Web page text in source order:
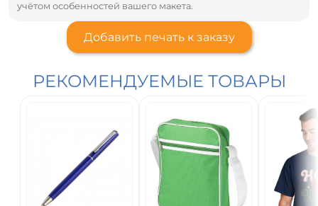
учётом особенностей вашего макета.
Добавить печать к заказу
РЕКОМЕНДУЕМЫЕ ТОВАРЫ